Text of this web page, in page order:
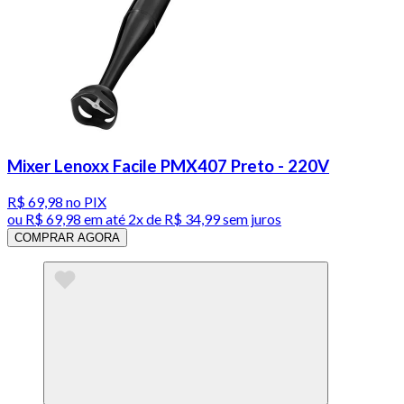
Mixer Lenoxx Facile PMX407 Preto - 220V
R$ 69,98 no PIX
ou R$ 69,98 em até 2x de R$ 34,99 sem juros
COMPRAR AGORA